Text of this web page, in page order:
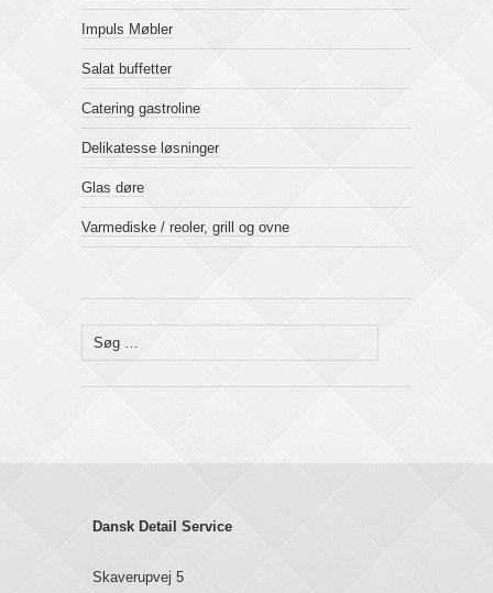
Impuls Møbler
Salat buffetter
Catering gastroline
Delikatesse løsninger
Glas døre
Varmediske / reoler, grill og ovne
Søg
efter:
Dansk Detail Service
Skaverupvej 5